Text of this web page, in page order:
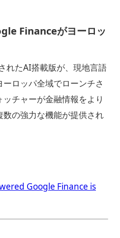
Financeがヨーロッ
れたAI搭載版が、現地言語
ロッパ全域でローンチさ
チャーが金融情報をより
の強力な機能が提供され
Google Finance is